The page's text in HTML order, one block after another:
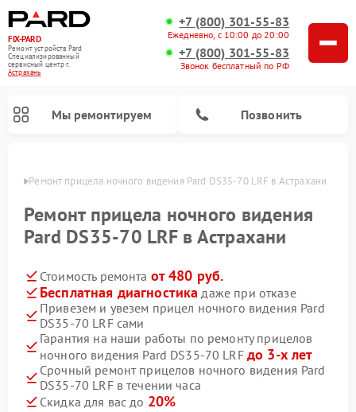
FIX-PARD
Ремонт устройств Pard
Специализированный
cервисный центр г.
Астрахань
+7 (800) 301-55-83
Ежедневно, с 10:00 до 20:00
+7 (800) 301-55-83
Звонок бесплатный по РФ
Мы ремонтируем Позвонить
Ремонт прицела ночного видения Pard DS35-70 LRF в Астрахани
Ремонт прицела ночного видения
Pard DS35-70 LRF в Астрахани
Стоимость ремонта от 480 руб.
Бесплатная диагностика даже при отказе
Привезем и увезем прицел ночного видения Pard
DS35-70 LRF сами
Гарантия на наши работы по ремонту прицелов
ночного видения Pard DS35-70 LRF до 3-х лет
Срочный ремонт прицелов ночного видения Pard
DS35-70 LRF в течении часа
Скидка для вас до 20%